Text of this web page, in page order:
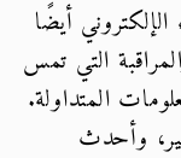
أيضًا
التي تمس
المتداولة.
وأحدث